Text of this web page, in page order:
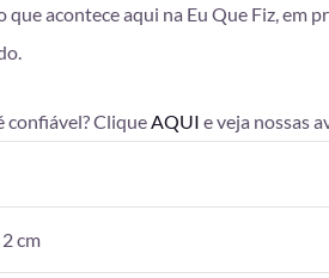
acontece aqui na Eu Que Fiz, em
confiável? Clique AQUI e veja nossas
cm